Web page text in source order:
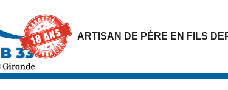
ARTISAN DE PÈRE EN FILS